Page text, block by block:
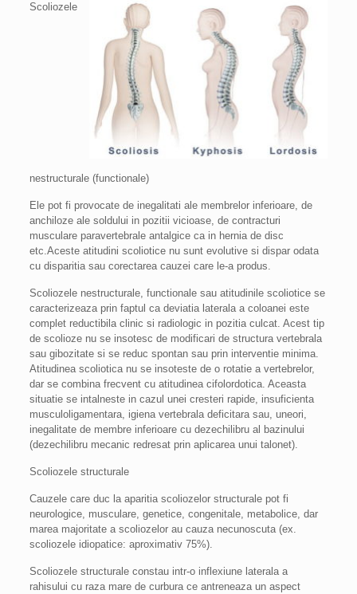
Scoliozele
nestructurale (functionale)
Ele pot fi provocate de inegalitati ale membrelor inferioare, de
anchiloze ale soldului in pozitii vicioase, de contracturi
musculare paravertebrale antalgice ca in hernia de disc
etc.Aceste atitudini scoliotice nu sunt evolutive si dispar odata
cu disparitia sau corectarea cauzei care le-a produs.
Scoliozele nestructurale, functionale sau atitudinile scoliotice se
caracterizeaza prin faptul ca deviatia laterala a coloanei este
complet reductibila clinic si radiologic in pozitia culcat. Acest tip
de scolioze nu se insotesc de modificari de structura vertebrala
sau gibozitate si se reduc spontan sau prin interventie minima.
Atitudinea scoliotica nu se insoteste de o rotatie a vertebrelor,
dar se combina frecvent cu atitudinea cifolordotica. Aceasta
situatie se intalneste in cazul unei cresteri rapide, insuficienta
musculoligamentara, igiena vertebrala deficitara sau, uneori,
inegalitate de membre inferioare cu dezechilibru al bazinului
(dezechilibru mecanic redresat prin aplicarea unui talonet).
Scoliozele structurale
Cauzele care duc la aparitia scoliozelor structurale pot fi
neurologice, musculare, genetice, congenitale, metabolice, dar
marea majoritate a scoliozelor au cauza necunoscuta (ex.
scoliozele idiopatice: aproximativ 75%).
Scoliozele structurale constau intr-o inflexiune laterala a
rahisului cu raza mare de curbura ce antreneaza un aspect